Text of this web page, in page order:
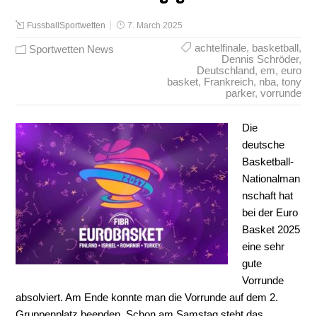
FussballSportwetten 7. March 2025
Sportwetten News achtelfinale, basketball,
Dennis Schröder,
Deutschland, em, euro
basket, Frankreich, nba, tony
parker, vorrunde
Die
deutsche
Basketball-
Nationalman
nschaft hat
bei der Euro
Basket 2025
eine sehr
gute
Vorrunde
absolviert. Am Ende konnte man die Vorrunde auf dem 2.